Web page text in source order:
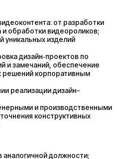
от разработки
обработки видеороликов;
уникальных изделий
дизайн‑проектов по
и замечаний, обеспечение
решений корпоративным
реализации дизайн-
и производственными
конструктивных
аналогичной должности;